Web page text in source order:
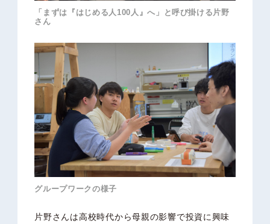
「まずは『はじめる人100人』へ」と呼び掛ける片野
さん
グループワークの様子
片野さんは高校時代から母親の影響で投資に興味